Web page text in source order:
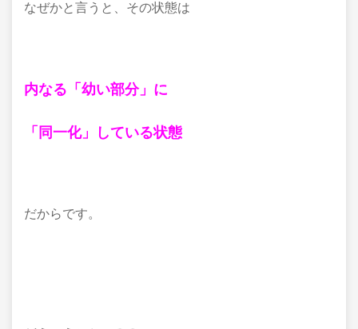
なぜかと言うと、その状態は
内なる「幼い部分」に
「同一化」している状態
だからです。